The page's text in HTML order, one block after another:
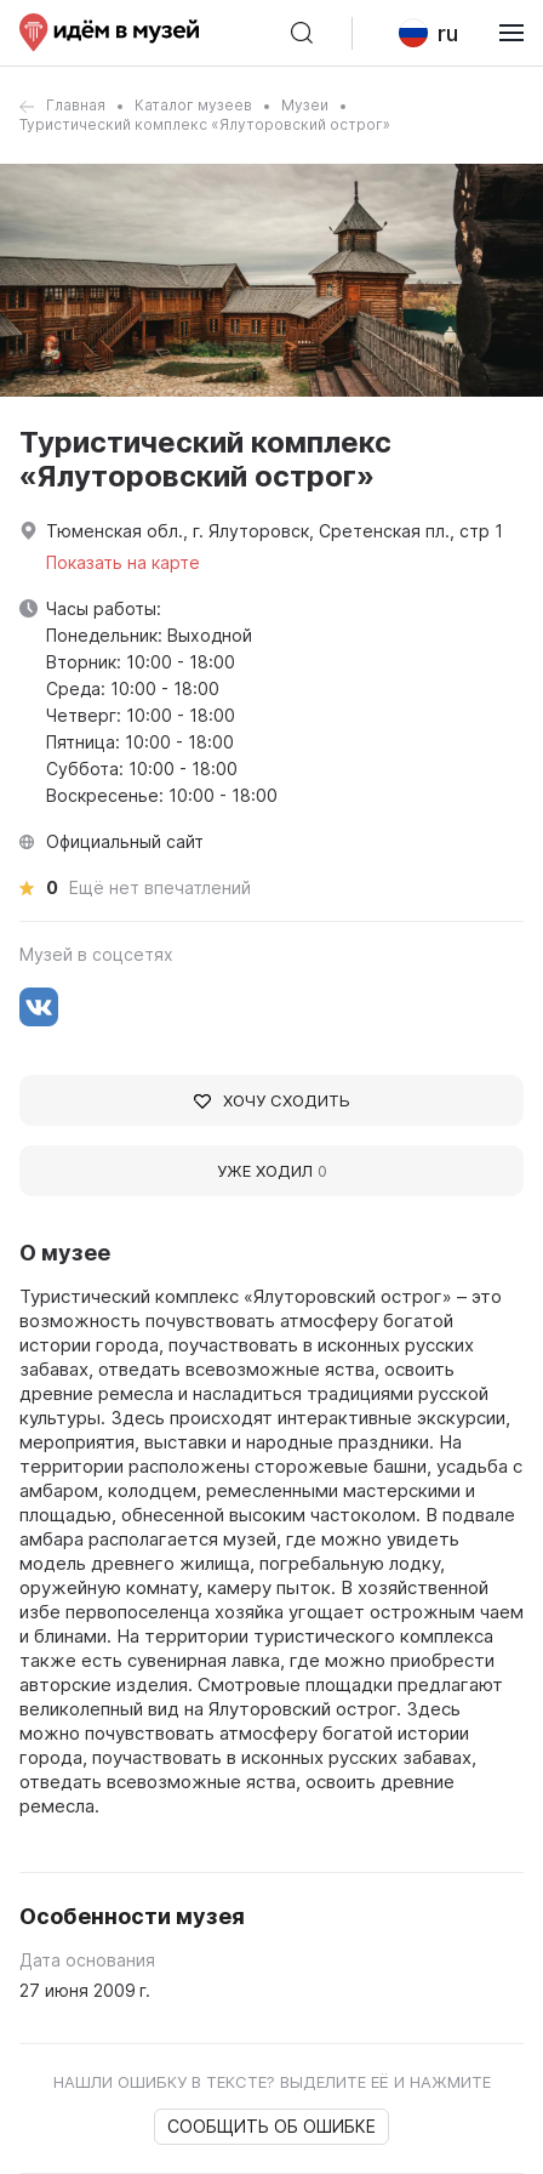
ru
Главная Каталог музеев
Музеи
Туристический комплекс «Ялуторовский острог»
О музее
Туристический комплекс «Ялуторовский острог» – это
возможность почувствовать атмосферу богатой
истории города, поучаствовать в исконных русских
забавах, отведать всевозможные яства, освоить
древние ремесла и насладиться традициями русской
культуры. Здесь происходят интерактивные экскурсии,
мероприятия, выставки и народные праздники. На
территории расположены сторожевые башни, усадьба с
амбаром, колодцем, ремесленными мастерскими и
площадью, обнесенной высоким частоколом. В подвале
амбара располагается музей, где можно увидеть
модель древнего жилища, погребальную лодку,
оружейную комнату, камеру пыток. В хозяйственной
избе первопоселенца хозяйка угощает острожным чаем
и блинами. На территории туристического комплекса
также есть сувенирная лавка, где можно приобрести
авторские изделия. Смотровые площадки предлагают
великолепный вид на Ялуторовский острог. Здесь
можно почувствовать атмосферу богатой истории
города, поучаствовать в исконных русских забавах,
отведать всевозможные яства, освоить древние
ремесла.
Особенности музея
Дата основания
27 июня 2009 г.
НАШЛИ ОШИБКУ В ТЕКСТЕ? ВЫДЕЛИТЕ ЕЁ И НАЖМИТЕ
СООБЩИТЬ ОБ ОШИБКЕ
Туристический комплекс
«Ялуторовский острог»
Тюменская обл., г. Ялуторовск, Сретенская пл., стр 1
Показать на карте
Часы работы:
Понедельник: Выходной
Вторник: 10:00 - 18:00
Среда: 10:00 - 18:00
Четверг: 10:00 - 18:00
Пятница: 10:00 - 18:00
Суббота: 10:00 - 18:00
Воскресенье: 10:00 - 18:00
Официальный сайт
0 Ещё нет впечатлений
Музей в соцсетях
ХОЧУ СХОДИТЬ
УЖЕ ХОДИЛ 0